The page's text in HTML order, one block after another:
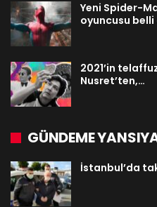
Yeni Spider-
oyuncusu belli
2021’in
Nusret’ten,…
GÜNDEME
İstanbul’da